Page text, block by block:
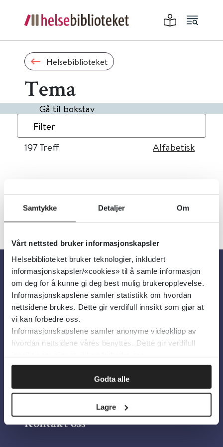
Samtykke Detaljer Om
Vårt nettsted bruker informasjonskapsler
Helsebiblioteket bruker teknologier, inkludert
informasjonskapsler/«cookies» til å samle informasjon
om deg for å kunne gi deg best mulig brukeropplevelse.
Informasjonskapslene samler statistikk om hvordan
nettsidene brukes. Dette gir verdifull innsikt som gjør at
vi kan forbedre oss.
Informasjonskapslene samler anonyme videoklipp av
hvordan nettsidene våres benyttes. Dette gir verdifull
innsikt som gjør at vi kan forbedre oss.
Godta alle
Lagre
Helsebiblioteket
Tema
Gå til bokstav
Filter
197Treff Alfabetisk
« 1 17 18 »
Om oss
Om Helsebiblioteket
Personvern og informasjonskapsler
Tilgjengelighetserklæring
Information in English
Bilder fra Colourbox.com
Kontakt oss